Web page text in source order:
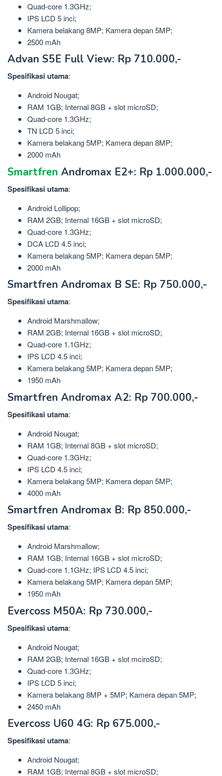
Quad-core 1.3GHz;
IPS LCD 5 inci;
Kamera belakang 8MP; Kamera depan 5MP;
2500 mAh
Advan S5E Full View: Rp 710.000,-
Spesifikasiutama:
Android Nougat;
RAM 1GB; Internal 8GB + slot microSD;
Quad-core 1.3GHz;
TN LCD 5 inci;
Kamera belakang 5MP; Kamera depan 8MP;
2000 mAh
Smartfren Andromax E2+: Rp 1.000.000,-
Spesifikasi utama:
Android Lollipop;
RAM 2GB; Internal 16GB + slot microSD;
Quad-core 1.3GHz;
DCA LCD 4.5 inci;
Kamera belakang 5MP; Kamera depan 5MP;
2000 mAh
Smartfren Andromax B SE: Rp 750.000,-
Spesifikasiutama:
Android Marshmallow;
RAM 2GB; Internal 16GB + slot microSD;
Quad-core 1.1GHz;
IPS LCD 4.5 inci;
Kamera belakang 5MP; Kamera depan 5MP;
1950 mAh
Smartfren Andromax A2: Rp 700.000,-
Spesifikasi utama:
Android Nougat;
RAM 1GB; Internal 8GB + slot microSD;
Quad-core 1.3GHz;
IPS LCD 4.5 inci;
Kamera belakang 5MP; Kamera depan 5MP;
4000 mAh
Smartfren Andromax B: Rp 850.000,-
Spesifikasiutama:
Android Marshmallow;
RAM 1GB; Internal 16GB + slot microSD;
Quad-core 1.1GHz; IPS LCD 4.5 inci;
Kamera belakang 5MP; Kamera depan 5MP;
1950 mAh
Evercoss M50A: Rp 730.000,-
Spesifikasiutama:
Android Nougat;
RAM 2GB; Internal 16GB + slot mciroSD;
Quad-core 1.3GHz;
IPS LCD 5 inci;
Kamera belakang 8MP + 5MP; Kamera depan 5MP;
2450 mAh
Evercoss U60 4G: Rp 675.000,-
Spesifikasiutama:
Android Nougat;
RAM 1GB; Internal 8GB + slot microSD;